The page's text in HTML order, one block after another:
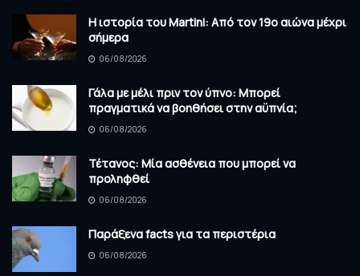
Η ιστορία του Martini: Από τον 19ο αιώνα μέχρι
σήμερα
06/08/2026
Γάλα με μέλι πριν τον ύπνο: Μπορεί
πραγματικά να βοηθήσει στην αϋπνία;
06/08/2026
Τέτανος: Μία ασθένεια που μπορεί να
προληφθεί
06/08/2026
Παράξενα facts για τα περιστέρια
06/08/2026